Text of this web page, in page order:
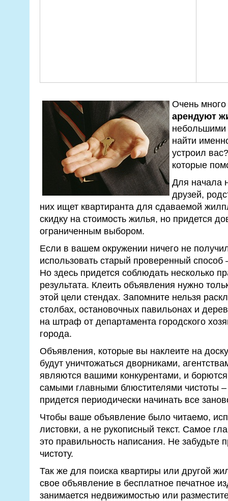
Очень
арендуют
найти
устроил
которые
Для начала
друзей,
них ищет квартиранта для сдаваемой
скидку на стоимость жилья, но придется
ограниченным выбором.
Если в вашем окружении ничего не
использовать старый проверенный способ
Но здесь придется соблюдать несколько
результата. Клеить объявления нужно
этой цели стендах. Запомните нельзя
столбах, остановочных павильонах и
на штраф от департамента городского
города.
Объявления, которые вы наклеите на
будут уничтожаться дворниками,
являются вашими конкурентами, и
самыми главными блюстителями чистоты
придется периодически начинать все
Чтобы ваше объявление было читаемо,
листовки, а не рукописный текст. Самое
это правильность написания. Не забудьте
чистоту.
Так же для поиска квартиры или другой
свое объявление в бесплатное печатное
занимается недвижимостью или